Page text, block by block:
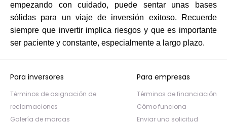
empezando con cuidado, puede sentar unas bases
sólidas para un viaje de inversión exitoso. Recuerde
siempre que invertir implica riesgos y que es importante
ser paciente y constante, especialmente a largo plazo.
Para inversores
Términos de asignación de
reclamaciones
Galería de marcas
Para empresas
Términos de financiación
Cómo funciona
Enviar una solicitud